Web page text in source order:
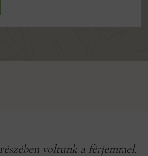
voltunk a férjemmel.